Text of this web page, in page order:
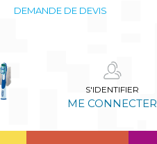
DEMANDE DE DEVIS
S'IDENTIFIER
ME CONNECTER